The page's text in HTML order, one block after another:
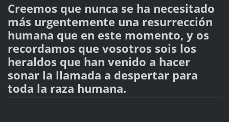
Creemos que nunca se ha necesitado
más urgentemente una resurrección
humana que en este momento, y os
recordamos que vosotros sois los
heraldos que han venido a hacer
sonar la llamada a despertar para
toda la raza humana.